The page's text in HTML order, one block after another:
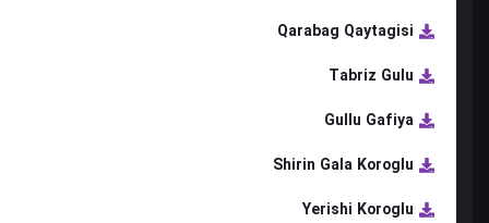
Qarabag Qaytagisi
Tabriz Gulu
Gullu Gafiya
Shirin Gala Koroglu
Yerishi Koroglu